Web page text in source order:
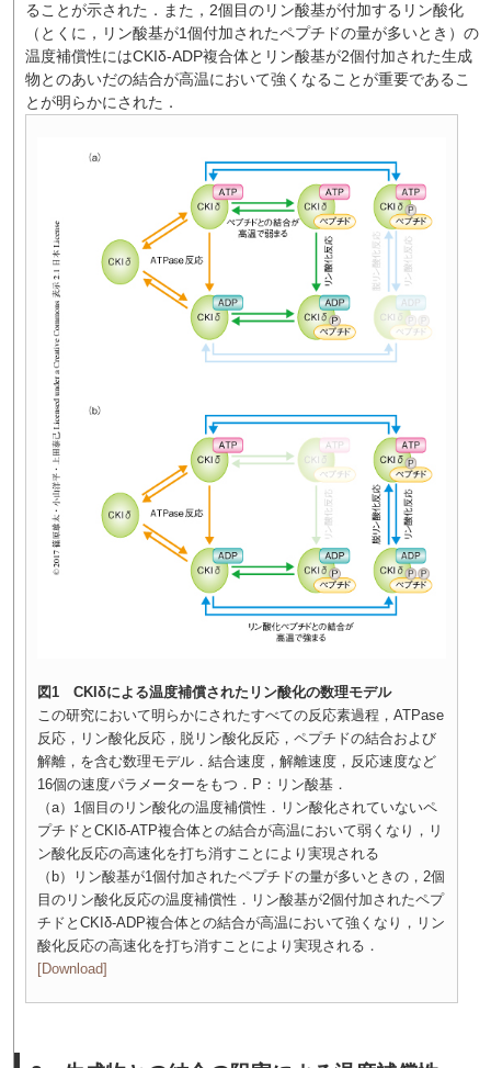
ることが示された．また，2個目のリン酸基が付加するリン酸化
（とくに，リン酸基が1個付加されたペプチドの量が多いとき）の
温度補償性にはCKIδ-ADP複合体とリン酸基が2個付加された生成
物とのあいだの結合が高温において強くなることが重要であるこ
とが明らかにされた．
図1 CKIδによる温度補償されたリン酸化の数理モデル
この研究において明らかにされたすべての反応素過程，ATPase
反応，リン酸化反応，脱リン酸化反応，ペプチドの結合および
解離，を含む数理モデル．結合速度，解離速度，反応速度など
16個の速度パラメーターをもつ．P：リン酸基．
（a）1個目のリン酸化の温度補償性．リン酸化されていないペ
プチドとCKIδ-ATP複合体との結合が高温において弱くなり，リ
ン酸化反応の高速化を打ち消すことにより実現される
（b）リン酸基が1個付加されたペプチドの量が多いときの，2個
目のリン酸化反応の温度補償性．リン酸基が2個付加されたペプ
チドとCKIδ-ADP複合体との結合が高温において強くなり，リン
酸化反応の高速化を打ち消すことにより実現される．
[Download]